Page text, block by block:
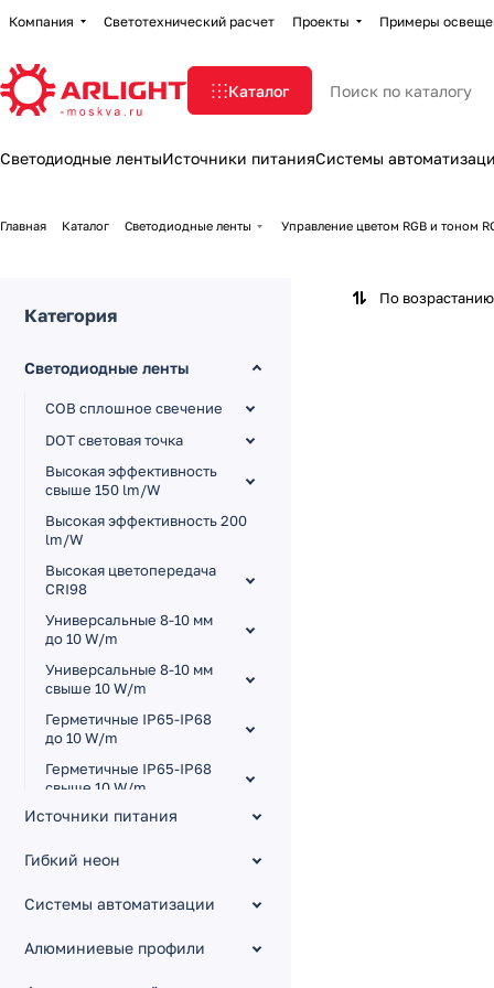
Компания Светотехнический расчет Проекты Примеры
Каталог
Светодиодные лентыИсточники питанияСистемы
Главная Каталог Светодиодные ленты Управление цветом RGB и тоном
По
Категория
Светодиодные ленты
COB сплошное свечение
DOT световая точка
Высокая эффективность
свыше 150 lm/W
Высокая эффективность 200
lm/W
Высокая цветопередача
CRI98
Универсальные 8-10 мм
до 10 W/m
Универсальные 8-10 мм
свыше 10 W/m
Герметичные IP65-IP68
до 10 W/m
Герметичные IP65-IP68
свыше 10 W/m
Для сауны и бассейна
Узкие 3.5-5 мм
Малый шаг резки
Изгиб на плоскости RZ
Источники питания
Гибкий неон
Системы автоматизации
Алюминиевые профили